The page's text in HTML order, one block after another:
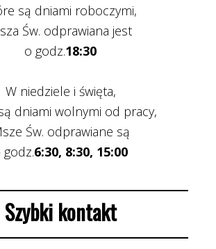
są dniami roboczymi,
Św. odprawiana jest
o godz.18:30
W niedziele i święta,
dniami wolnymi od pracy,
Św. odprawiane są
godz.6:30, 8:30, 15:00
Szybki kontakt